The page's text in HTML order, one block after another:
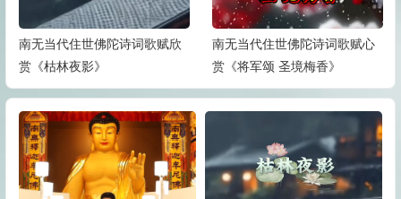
南无当代住世佛陀诗词歌赋欣
赏《枯林夜影》
南无当代住世佛陀诗词歌赋心
赏《将军颂 圣境梅香》